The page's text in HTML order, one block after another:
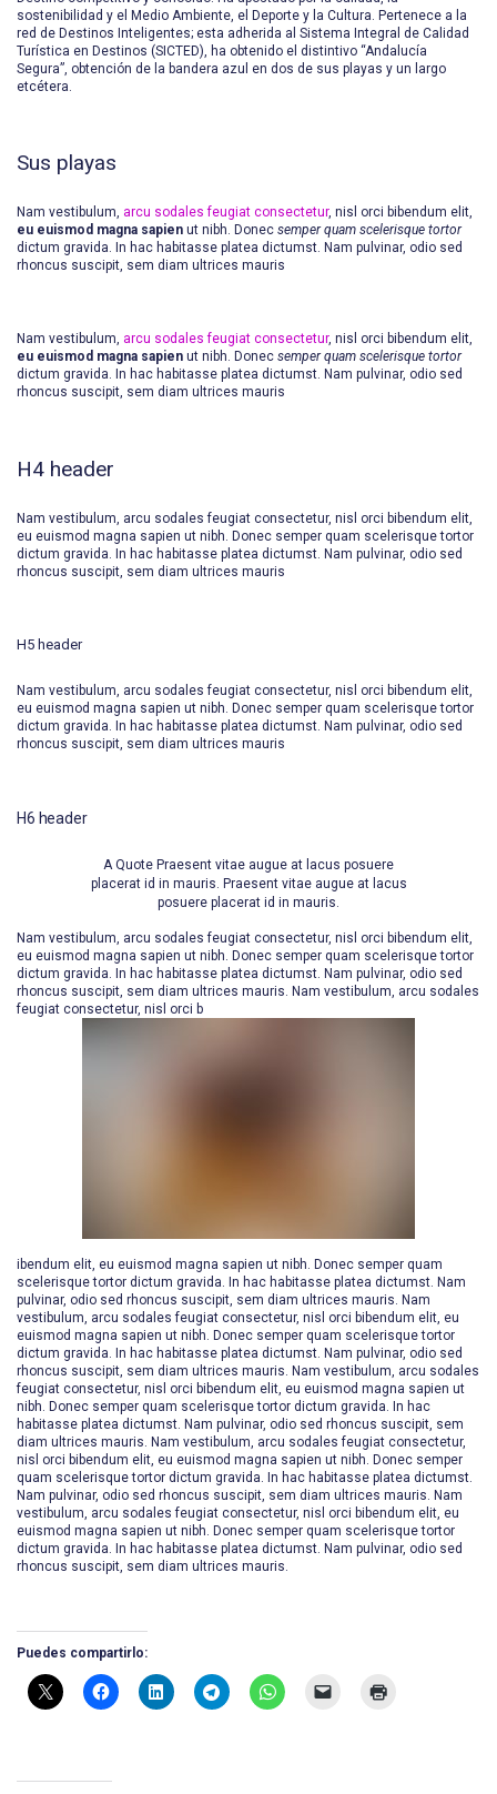
sostenibilidad y el Medio Ambiente, el Deporte y la Cultura. Pertenece a la
red de Destinos Inteligentes; esta adherida al Sistema Integral de Calidad
Turística en Destinos (SICTED), ha obtenido el distintivo “Andalucía
Segura”, obtención de la bandera azul en dos de sus playas y un largo
etcétera.
Sus playas
Nam vestibulum, arcu sodales feugiat consectetur, nisl orci bibendum elit,
eu euismod magna sapien ut nibh. Donec semper quam scelerisque tortor
dictum gravida. In hac habitasse platea dictumst. Nam pulvinar, odio sed
rhoncus suscipit, sem diam ultrices mauris
Nam vestibulum, arcu sodales feugiat consectetur, nisl orci bibendum elit,
eu euismod magna sapien ut nibh. Donec semper quam scelerisque tortor
dictum gravida. In hac habitasse platea dictumst. Nam pulvinar, odio sed
rhoncus suscipit, sem diam ultrices mauris
H4 header
Nam vestibulum, arcu sodales feugiat consectetur, nisl orci bibendum elit,
eu euismod magna sapien ut nibh. Donec semper quam scelerisque tortor
dictum gravida. In hac habitasse platea dictumst. Nam pulvinar, odio sed
rhoncus suscipit, sem diam ultrices mauris
H5 header
Nam vestibulum, arcu sodales feugiat consectetur, nisl orci bibendum elit,
eu euismod magna sapien ut nibh. Donec semper quam scelerisque tortor
dictum gravida. In hac habitasse platea dictumst. Nam pulvinar, odio sed
rhoncus suscipit, sem diam ultrices mauris
H6 header
A Quote Praesent vitae augue at lacus posuere
placerat id in mauris. Praesent vitae augue at lacus
posuere placerat id in mauris.
Nam vestibulum, arcu sodales feugiat consectetur, nisl orci bibendum elit,
eu euismod magna sapien ut nibh. Donec semper quam scelerisque tortor
dictum gravida. In hac habitasse platea dictumst. Nam pulvinar, odio sed
rhoncus suscipit, sem diam ultrices mauris. Nam vestibulum, arcu sodales
feugiat consectetur, nisl orci b
ibendum elit, eu euismod magna sapien ut nibh. Donec semper quam
scelerisque tortor dictum gravida. In hac habitasse platea dictumst. Nam
pulvinar, odio sed rhoncus suscipit, sem diam ultrices mauris. Nam
vestibulum, arcu sodales feugiat consectetur, nisl orci bibendum elit, eu
euismod magna sapien ut nibh. Donec semper quam scelerisque tortor
dictum gravida. In hac habitasse platea dictumst. Nam pulvinar, odio sed
rhoncus suscipit, sem diam ultrices mauris. Nam vestibulum, arcu sodales
feugiat consectetur, nisl orci bibendum elit, eu euismod magna sapien ut
nibh. Donec semper quam scelerisque tortor dictum gravida. In hac
habitasse platea dictumst. Nam pulvinar, odio sed rhoncus suscipit, sem
diam ultrices mauris. Nam vestibulum, arcu sodales feugiat consectetur,
nisl orci bibendum elit, eu euismod magna sapien ut nibh. Donec semper
quam scelerisque tortor dictum gravida. In hac habitasse platea dictumst.
Nam pulvinar, odio sed rhoncus suscipit, sem diam ultrices mauris. Nam
vestibulum, arcu sodales feugiat consectetur, nisl orci bibendum elit, eu
euismod magna sapien ut nibh. Donec semper quam scelerisque tortor
dictum gravida. In hac habitasse platea dictumst. Nam pulvinar, odio sed
rhoncus suscipit, sem diam ultrices mauris.
Puedes compartirlo: